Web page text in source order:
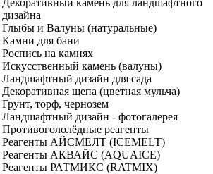
Декоративный камень для ландшафтного
дизайна
Глыбы и Валуны (натуральные)
Камни для бани
Роспись на камнях
Искусственный камень (валуны)
Ландшафтный дизайн для сада
Декоративная щепа (цветная мульча)
Грунт, торф, чернозем
Ландшафтный дизайн - фотогалерея
Противогололёдные реагенты
Реагенты АЙСМЕЛТ (ICEMELT)
Реагенты АКВАЙС (AQUAICE)
Реагенты РАТМИКС (RATMIX)